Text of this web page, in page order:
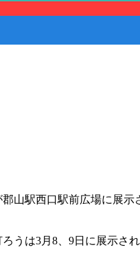
山駅西口駅前広場に展示
うは3月8、9日に展示さ